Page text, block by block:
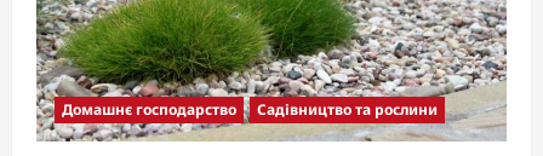
Домашнє господарство Садівництво та рослини